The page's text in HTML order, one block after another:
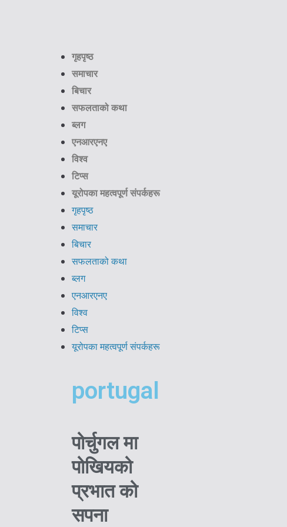
गृहपृष्ठ
समाचार
बिचार
सफलताको कथा
ब्लग
एनआरएनए
विश्व
टिप्स
यूरोपका महत्वपूर्ण संपर्कहरू
गृहपृष्ठ
समाचार
बिचार
सफलताको कथा
ब्लग
एनआरएनए
विश्व
टिप्स
यूरोपका महत्वपूर्ण संपर्कहरू
portugal
पोर्चुगल मा
पोखियको
प्रभात को
सपना